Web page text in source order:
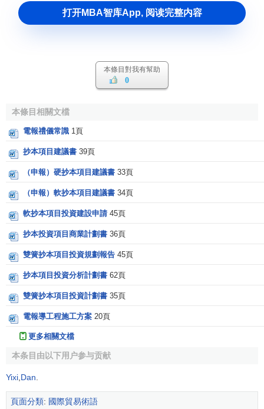
打开MBA智库App, 阅读完整内容
本條目對我有幫助
0
本條目相關文檔
電報禮儀常識 1頁
抄本項目建議書 39頁
（申報）硬抄本項目建議書 33頁
（申報）軟抄本項目建議書 34頁
軟抄本項目投資建設申請 45頁
抄本投資項目商業計劃書 36頁
雙簧抄本項目投資規劃報告 45頁
抄本項目投資分析計劃書 62頁
雙簧抄本項目投資計劃書 35頁
電報導工程施工方案 20頁
更多相關文檔
本条目由以下用户参与贡献
Yixi Dan
頁面分類: 國際貿易術語